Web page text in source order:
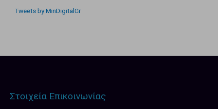
Tweets by MinDigitalGr
Στοιχεία Επικοινωνίας